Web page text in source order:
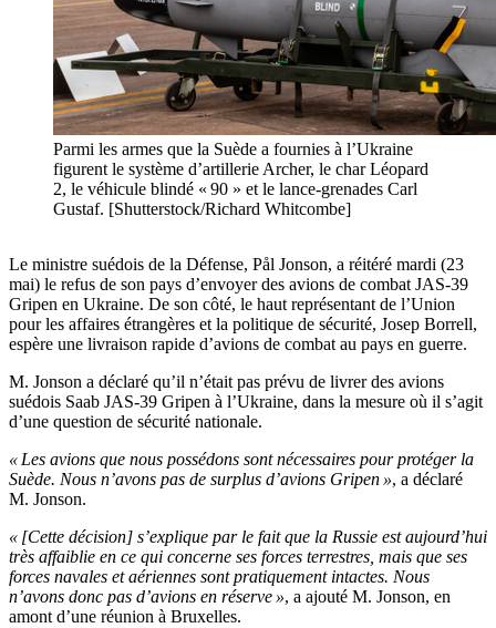
Parmi les armes que la Suède a fournies à l’Ukraine
figurent le système d’artillerie Archer, le char Léopard
2, le véhicule blindé « 90 » et le lance-grenades Carl
Gustaf. [Shutterstock/Richard Whitcombe]
Le ministre suédois de la Défense, Pål Jonson, a réitéré mardi (23
mai) le refus de son pays d’envoyer des avions de combat JAS-39
Gripen en Ukraine. De son côté, le haut représentant de l’Union
pour les affaires étrangères et la politique de sécurité, Josep Borrell,
espère une livraison rapide d’avions de combat au pays en guerre.
M. Jonson a déclaré qu’il n’était pas prévu de livrer des avions
suédois Saab JAS-39 Gripen à l’Ukraine, dans la mesure où il s’agit
d’une question de sécurité nationale.
« Les avions que nous possédons sont nécessaires pour protéger la
Suède. Nous n’avons pas de surplus d’avions Gripen », a déclaré
M. Jonson.
« [Cette décision] s’explique par le fait que la Russie est aujourd’hui
très affaiblie en ce qui concerne ses forces terrestres, mais que ses
forces navales et aériennes sont pratiquement intactes. Nous
n’avons donc pas d’avions en réserve », a ajouté M. Jonson, en
amont d’une réunion à Bruxelles.